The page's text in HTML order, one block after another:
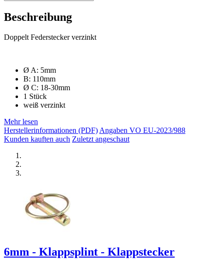
Beschreibung
Doppelt Federstecker verzinkt
Ø A: 5mm
B: 110mm
Ø C: 18-30mm
1 Stück
weiß verzinkt
Mehr lesen
Herstellerinformationen (PDF)Angaben VO EU-2023/988
Kunden kauften auch Zuletzt angeschaut
6mm - Klappsplint - Klappstecker